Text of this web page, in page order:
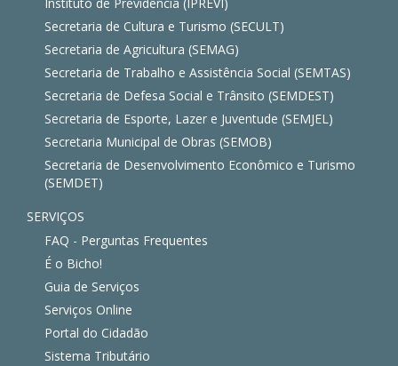
Instituto de Previdência (IPREVI)
Secretaria de Cultura e Turismo (SECULT)
Secretaria de Agricultura (SEMAG)
Secretaria de Trabalho e Assistência Social (SEMTAS)
Secretaria de Defesa Social e Trânsito (SEMDEST)
Secretaria de Esporte, Lazer e Juventude (SEMJEL)
Secretaria Municipal de Obras (SEMOB)
Secretaria de Desenvolvimento Econômico e Turismo
(SEMDET)
SERVIÇOS
FAQ - Perguntas Frequentes
É o Bicho!
Guia de Serviços
Serviços Online
Portal do Cidadão
Sistema Tributário